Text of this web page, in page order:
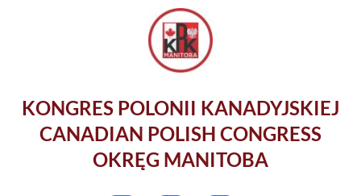
KONGRES POLONII KANADYJSKIEJ
CANADIAN POLISH CONGRESS
OKRĘG MANITOBA